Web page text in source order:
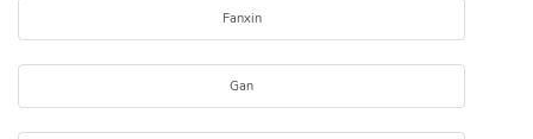
Fanxin
Gan